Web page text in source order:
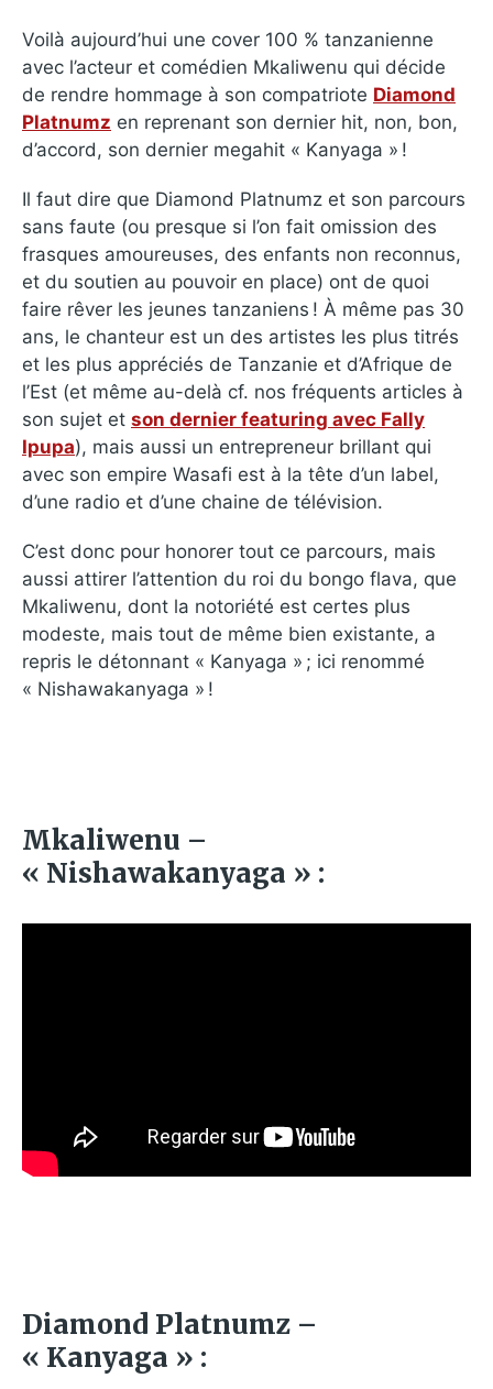
Voilà aujourd’hui une cover 100 % tanzanienne
avec l’acteur et comédien Mkaliwenu qui décide
de rendre hommage à son compatriote Diamond
Platnumz en reprenant son dernier hit, non, bon,
d’accord, son dernier megahit « Kanyaga » !
Il faut dire que Diamond Platnumz et son parcours
sans faute (ou presque si l’on fait omission des
frasques amoureuses, des enfants non reconnus,
et du soutien au pouvoir en place) ont de quoi
faire rêver les jeunes tanzaniens ! À même pas 30
ans, le chanteur est un des artistes les plus titrés
et les plus appréciés de Tanzanie et d’Afrique de
l’Est (et même au-delà cf. nos fréquents articles à
son sujet et son dernier featuring avec Fally
Ipupa), mais aussi un entrepreneur brillant qui
avec son empire Wasafi est à la tête d’un label,
d’une radio et d’une chaine de télévision.
C’est donc pour honorer tout ce parcours, mais
aussi attirer l’attention du roi du bongo flava, que
Mkaliwenu, dont la notoriété est certes plus
modeste, mais tout de même bien existante, a
repris le détonnant « Kanyaga » ; ici renommé
« Nishawakanyaga » !
Mkaliwenu –
« Nishawakanyaga » :
Diamond Platnumz –
« Kanyaga » :